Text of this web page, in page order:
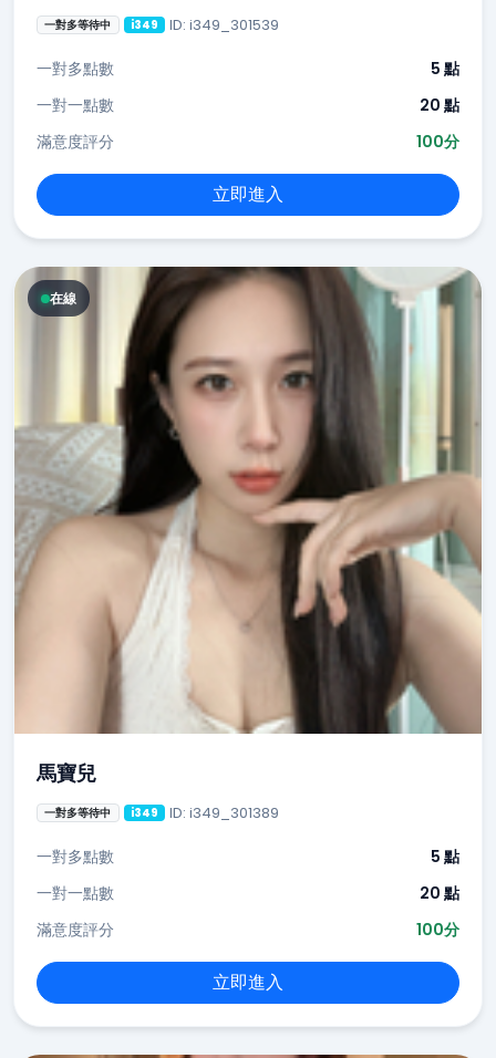
一對多等待中 i349 ID: i349_301539
一對多點數
5 點
一對一點數
20 點
滿意度評分
100分
立即進入
在線
馬寶兒
一對多等待中 i349 ID: i349_301389
一對多點數
5 點
一對一點數
20 點
滿意度評分
100分
立即進入